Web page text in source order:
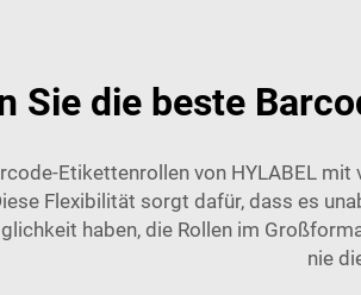
Sie die beste
Etikettenrollen von HYLABEL
Flexibilität sorgt dafür, dass es
haben, die Rollen im
nie